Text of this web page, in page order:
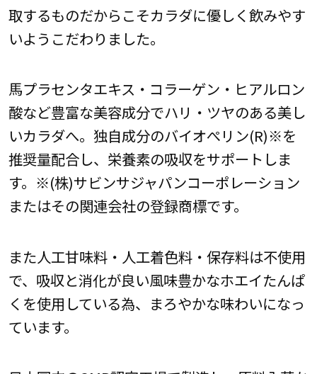
取するものだからこそカラダに優しく飲みやす
いようこだわりました。
馬プラセンタエキス・コラーゲン・ヒアルロン
酸など豊富な美容成分でハリ・ツヤのある美し
いカラダへ。独自成分のバイオぺリン(R)※を
推奨量配合し、栄養素の吸収をサポートしま
す。※(株)サビンサジャパンコーポレーション
またはその関連会社の登録商標です。
また人工甘味料・人工着色料・保存料は不使用
で、吸収と消化が良い風味豊かなホエイたんぱ
くを使用している為、まろやかな味わいになっ
ています。